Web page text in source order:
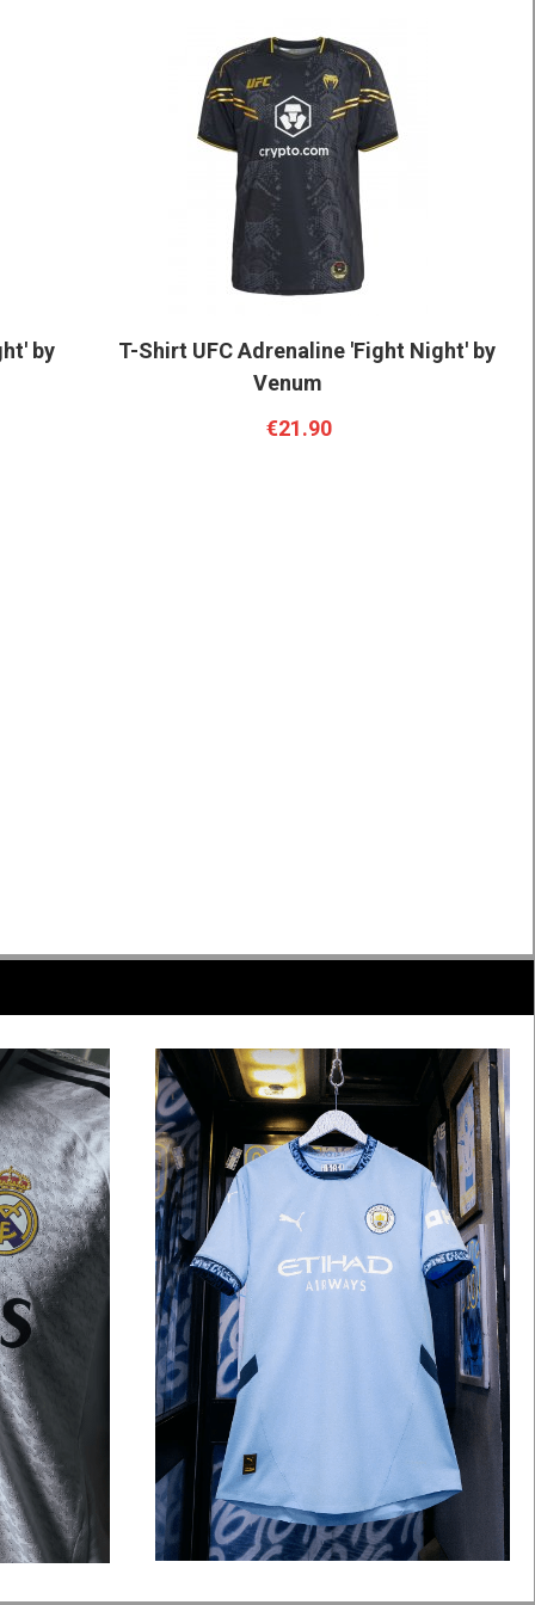
by
T-Shirt UFC Adrenaline 'Fight Night' by
Venum
€21.90